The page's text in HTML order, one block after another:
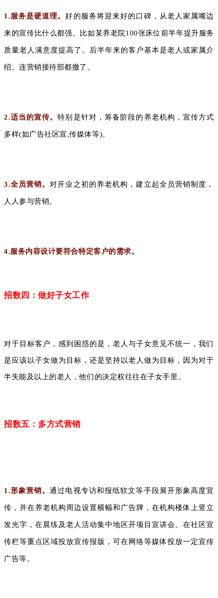
1.服务是硬道理。好的服务将迎来好的口碑，从老人家属嘴边
来的宣传比什么都强。比如某养老院100张床位前半年提升服务
质量老人满意度提高了。后半年来的客户基本是老人或家属介
绍。连营销接待部都撤了。
2.适当的宣传。特别是针对，筹备阶段的养老机构，宣传方式
多样(如广告社区宣,传媒体等)。
3.全员营销。 对开业之初的养老机构，建立起全员营销制度，
人人参与营销。
4.服务内容设计要符合特定客户的需求。
招数四：做好子女工作
对于目标客户，感到困惑的是，老人与子女意见不统一，我们
是应该以子女做为目标，还是坚持以老人做为目标，因为对于
半失能及以上的老人，他们的决定权往往在子女手里。
招数五：多方式营销
1.形象营销。通过电视专访和报纸软文等手段展开形象高度宣
传，并在养老机构周边设置横幅和广告牌，在机构楼体上竖立
发光字，在晨练及老人活动集中地区开项目宣讲会。在社区宣
传栏等重点区域投放宣传报版，可在网络等媒体投放一定宣传
广告等。